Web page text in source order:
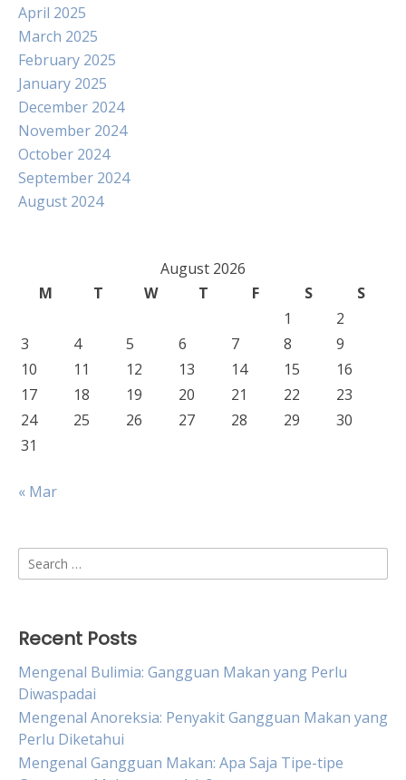
April 2025
March 2025
February 2025
January 2025
December 2024
November 2024
October 2024
September 2024
August 2024
August 2026
M
T W T F S
S
1
2
3
4 5 6 7 8
9
10
11 12 13 14 15
16
17
18 19 20 21 22
23
24
25 26 27 28 29
30
31
« Mar
Search
for:
Recent Posts
Mengenal Bulimia: Gangguan Makan yang Perlu
Diwaspadai
Mengenal Anoreksia: Penyakit Gangguan Makan yang
Perlu Diketahui
Mengenal Gangguan Makan: Apa Saja Tipe-tipe